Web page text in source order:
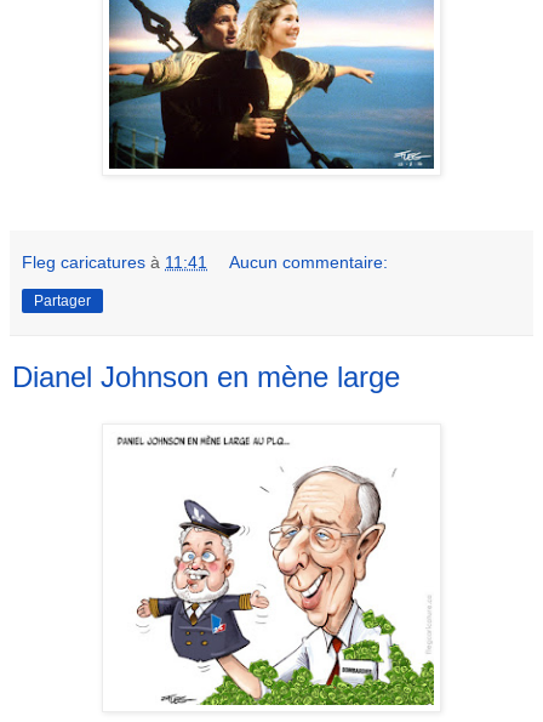
Fleg caricatures à 11:41 Aucun commentaire:
Partager
Dianel Johnson en mène large